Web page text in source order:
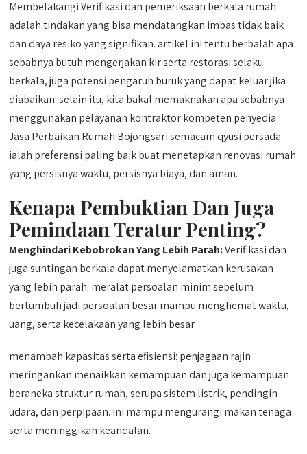
Membelakangi Verifikasi dan pemeriksaan berkala rumah
adalah tindakan yang bisa mendatangkan imbas tidak baik
dan daya resiko yang signifikan. artikel ini tentu berbalah apa
sebabnya butuh mengerjakan kir serta restorasi selaku
berkala, juga potensi pengaruh buruk yang dapat keluar jika
diabaikan. selain itu, kita bakal memaknakan apa sebabnya
menggunakan pelayanan kontraktor kompeten penyedia
Jasa Perbaikan Rumah Bojongsari semacam qyusi persada
ialah preferensi paling baik buat menetapkan renovasi rumah
yang persisnya waktu, persisnya biaya, dan aman.
Kenapa Pembuktian Dan Juga
Pemindaan Teratur Penting?
Menghindari Kebobrokan Yang Lebih Parah:Verifikasi dan
juga suntingan berkala dapat menyelamatkan kerusakan
yang lebih parah. meralat persoalan minim sebelum
bertumbuh jadi persoalan besar mampu menghemat waktu,
uang, serta kecelakaan yang lebih besar.
menambah kapasitas serta efisiensi: penjagaan rajin
meringankan menaikkan kemampuan dan juga kemampuan
beraneka struktur rumah, serupa sistem listrik, pendingin
udara, dan perpipaan. ini mampu mengurangi makan tenaga
serta meninggikan keandalan.